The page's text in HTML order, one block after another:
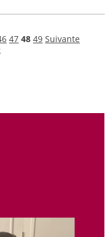
47 48 49 Suivante